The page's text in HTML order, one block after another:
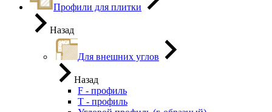
Профили для плитки
Назад
Для внешних углов
Назад
F - профиль
Т - профиль